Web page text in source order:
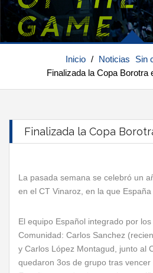
Inicio / Noticias Sin
Finalizada la Copa Borotra
Finalizada la Copa
La pasada semana se celebró un
en el CT Vinaroz, en la que
El equipo Español integrado por
Comunidad: Carlos Sanchez
y Carlos López Montagud, junto al
quedaron 3os de grupo tras